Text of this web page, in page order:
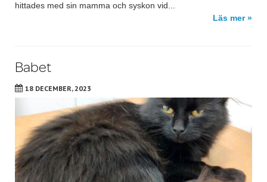
hittades med sin mamma och syskon vid...
Läs mer »
Babet
18 DECEMBER, 2023